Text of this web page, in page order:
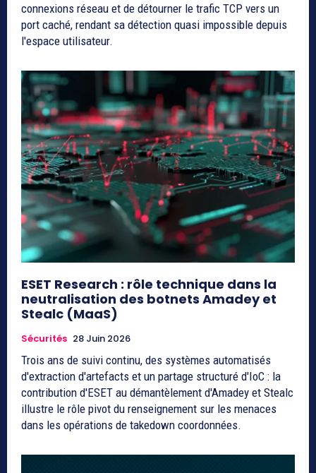
connexions réseau et de détourner le trafic TCP vers un
port caché, rendant sa détection quasi impossible depuis
l'espace utilisateur.
ESET Research : rôle technique dans la
neutralisation des botnets Amadey et
Stealc (MaaS)
Sécurités 28 Juin 2026
Trois ans de suivi continu, des systèmes automatisés
d'extraction d'artefacts et un partage structuré d'IoC : la
contribution d'ESET au démantèlement d'Amadey et Stealc
illustre le rôle pivot du renseignement sur les menaces
dans les opérations de takedown coordonnées.